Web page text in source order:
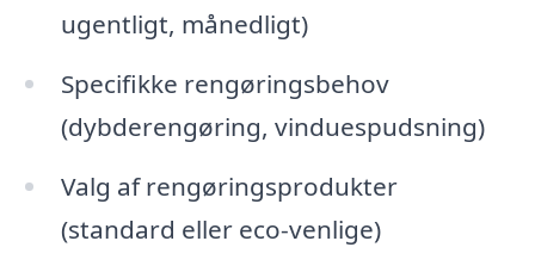
ugentligt, månedligt)
Specifikke rengøringsbehov
(dybderengøring, vinduespudsning)
Valg af rengøringsprodukter
(standard eller eco-venlige)